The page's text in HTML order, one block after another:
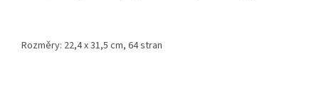
Rozměry: 22,4 x 31,5 cm, 64 stran